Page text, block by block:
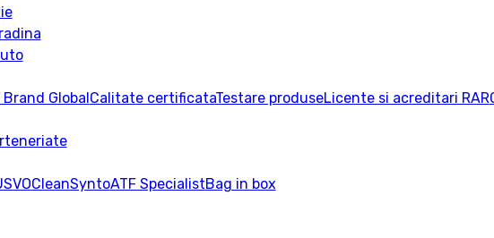
Brand GlobalCalitate certificataTestare produseLicente si acreditari RAR
CleanSyntoATF SpecialistBag in box